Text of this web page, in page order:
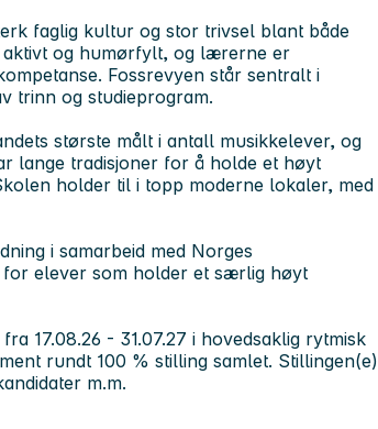
faglig kultur og stor trivsel blant både
aktivt og humørfylt, og lærerne er
Fossrevyen står sentralt i
trinn og studieprogram.
største målt i antall musikkelever, og
lange tradisjoner for å holde et høyt
holder til i topp moderne lokaler, med
i samarbeid med Norges
for elever som holder et særlig høyt
17.08.26 - 31.07.27 i hovedsaklig rytmisk
rundt 100 % stilling samlet. Stillingen(e)
m.m.